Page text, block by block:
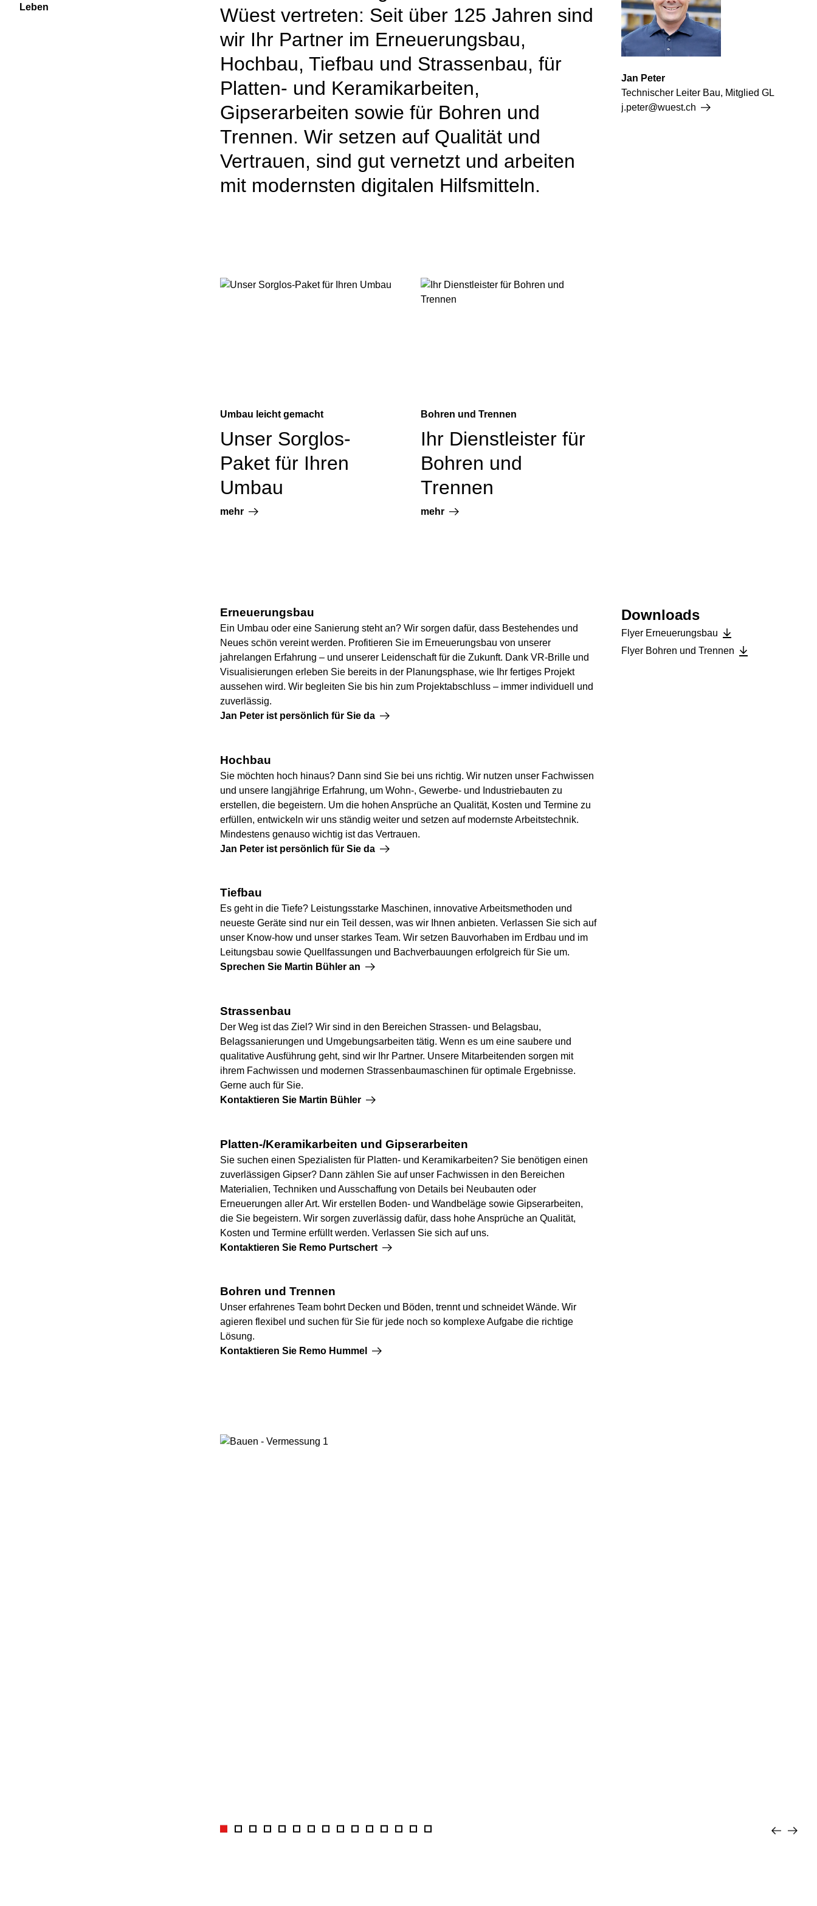
Leben
Wüest vertreten: Seit über 125 Jahren sind
wir Ihr Partner im Erneuerungsbau,
Hochbau, Tiefbau und Strassenbau, für
Platten- und Keramikarbeiten,
Gipserarbeiten sowie für Bohren und
Trennen. Wir setzen auf Qualität und
Vertrauen, sind gut vernetzt und arbeiten
mit modernsten digitalen Hilfsmitteln.
Jan Peter
Technischer Leiter Bau, Mitglied GL
j.peter@wuest.ch
Umbau leicht gemacht
Unser Sorglos-
Paket für Ihren
Umbau
mehr
Bohren und Trennen
Ihr Dienstleister für
Bohren und
Trennen
mehr
Erneuerungsbau
Ein Umbau oder eine Sanierung steht an? Wir sorgen dafür, dass Bestehendes und
Neues schön vereint werden. Profitieren Sie im Erneuerungsbau von unserer
jahrelangen Erfahrung – und unserer Leidenschaft für die Zukunft. Dank VR-Brille und
Visualisierungen erleben Sie bereits in der Planungsphase, wie Ihr fertiges Projekt
aussehen wird. Wir begleiten Sie bis hin zum Projektabschluss – immer individuell und
zuverlässig.
Jan Peter ist persönlich für Sie da
Hochbau
Sie möchten hoch hinaus? Dann sind Sie bei uns richtig. Wir nutzen unser Fachwissen
und unsere langjährige Erfahrung, um Wohn-, Gewerbe- und Industriebauten zu
erstellen, die begeistern. Um die hohen Ansprüche an Qualität, Kosten und Termine zu
erfüllen, entwickeln wir uns ständig weiter und setzen auf modernste Arbeitstechnik.
Mindestens genauso wichtig ist das Vertrauen.
Jan Peter ist persönlich für Sie da
Tiefbau
Es geht in die Tiefe? Leistungsstarke Maschinen, innovative Arbeitsmethoden und
neueste Geräte sind nur ein Teil dessen, was wir Ihnen anbieten. Verlassen Sie sich auf
unser Know-how und unser starkes Team. Wir setzen Bauvorhaben im Erdbau und im
Leitungsbau sowie Quellfassungen und Bachverbauungen erfolgreich für Sie um.
Sprechen Sie Martin Bühler an
Strassenbau
Der Weg ist das Ziel? Wir sind in den Bereichen Strassen- und Belagsbau,
Belagssanierungen und Umgebungsarbeiten tätig. Wenn es um eine saubere und
qualitative Ausführung geht, sind wir Ihr Partner. Unsere Mitarbeitenden sorgen mit
ihrem Fachwissen und modernen Strassenbaumaschinen für optimale Ergebnisse.
Gerne auch für Sie.
Kontaktieren Sie Martin Bühler
Platten-/Keramikarbeiten und Gipserarbeiten
Sie suchen einen Spezialisten für Platten- und Keramikarbeiten? Sie benötigen einen
zuverlässigen Gipser? Dann zählen Sie auf unser Fachwissen in den Bereichen
Materialien, Techniken und Ausschaffung von Details bei Neubauten oder
Erneuerungen aller Art. Wir erstellen Boden- und Wandbeläge sowie Gipserarbeiten,
die Sie begeistern. Wir sorgen zuverlässig dafür, dass hohe Ansprüche an Qualität,
Kosten und Termine erfüllt werden. Verlassen Sie sich auf uns.
Kontaktieren Sie Remo Purtschert
Bohren und Trennen
Unser erfahrenes Team bohrt Decken und Böden, trennt und schneidet Wände. Wir
agieren flexibel und suchen für Sie für jede noch so komplexe Aufgabe die richtige
Lösung.
Kontaktieren Sie Remo Hummel
Downloads
Flyer Erneuerungsbau
Flyer Bohren und Trennen